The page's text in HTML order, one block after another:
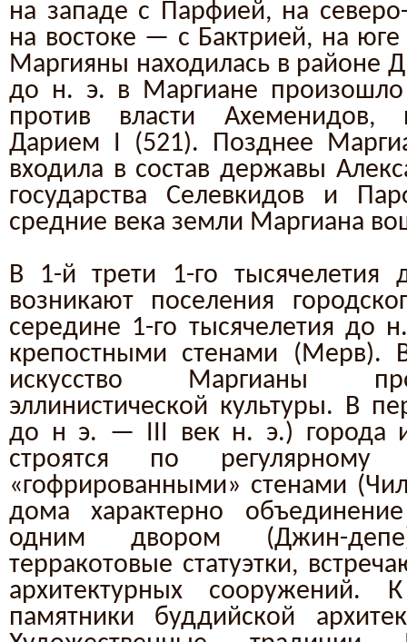
на западе с Парфией, на
на востоке — с Бактрией, на
Маргияны находилась в районе
до н. э. в Маргиане произошло
против власти Ахеменидов,
Дарием I (521). Позднее
входила в состав державы
государства Селевкидов и
средние века земли Маргиана
В 1-й трети 1-го
возникают поселения
середине 1-го тысячелетия до
крепостными стенами
искусство Маргианы
эллинистической культуры. В
до н э. — III век н. э.) города
строятся по
«гофрированными» стенами
дома характерно
одним двором (Джин-
терракотовые статуэтки,
архитектурных сооружений.
памятники буддийской